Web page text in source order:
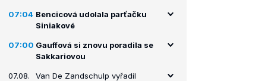
07:04 Bencicová udolala parťačku
Siniakové
07:00 Gauffová si znovu poradila se
Sakkariovou
07.08.
Van De Zandschulp vyřadil